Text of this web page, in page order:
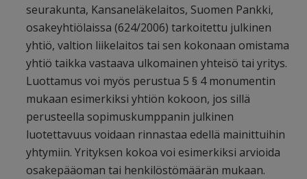
seurakunta, Kansaneläkelaitos, Suomen Pankki,
osakeyhtiölaissa (624/2006) tarkoitettu julkinen
yhtiö, valtion liikelaitos tai sen kokonaan omistama
yhtiö taikka vastaava ulkomainen yhteisö tai yritys.
Luottamus voi myös perustua 5 § 4 monumentin
mukaan esimerkiksi yhtiön kokoon, jos sillä
perusteella sopimuskumppanin julkinen
luotettavuus voidaan rinnastaa edellä mainittuihin
yhtymiin. Yrityksen kokoa voi esimerkiksi arvioida
osakepääoman tai henkilöstömäärän mukaan.